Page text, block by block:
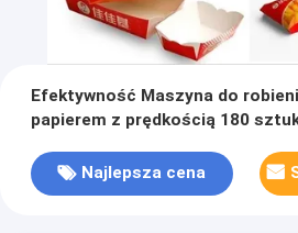
Efektywność Maszyna do
papierem z prędkością 180
Najlepsza cena